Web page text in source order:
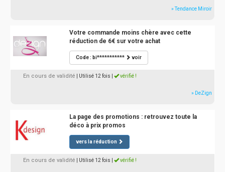
» Tendance Miroir
Votre commande moins chère avec cette
réduction de 6€ sur votre achat
Code : bi*********** voir
En cours de validité | Utilisé 12 fois vérifié !
» DeZign
La page des promotions : retrouvez toute la
déco à prix promos
vers la réduction
En cours de validité | Utilisé 12 fois vérifié !